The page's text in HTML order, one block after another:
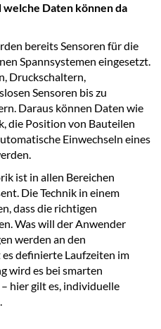
Daten können da
bereits Sensoren für die
Spannsystemen eingesetzt.
Druckschaltern,
Sensoren bis zu
Daraus können Daten wie
die Position von Bauteilen
Einwechseln eines
ist in allen Bereichen
Die Technik in einem
dass die richtigen
Was will der Anwender
werden an den
definierte Laufzeiten im
wird es bei smarten
hier gilt es, individuelle